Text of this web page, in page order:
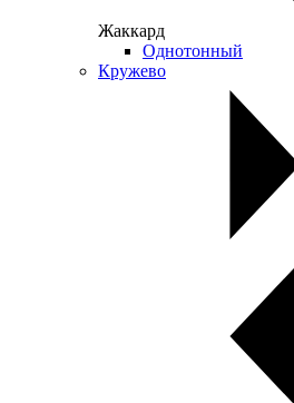
Жаккард
Однотонный
Кружево